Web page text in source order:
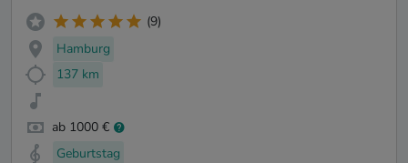
(9)
Hamburg
137 km
ab 1000 €
Geburtstag